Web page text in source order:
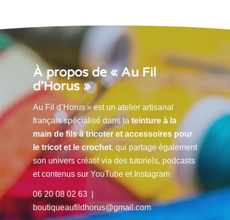
À propos de « Au Fil
d’Horus »
Au Fil d’Horus » est un atelier artisanal
français spécialisé dans la teinture à la
main de fils à tricoter et accessoires pour
le tricot et le crochet, qui partage également
son univers créatif via des tutoriels, podcasts
et contenus sur YouTube et Instagram
06 20 08 02 63 |
boutiqueaufildhorus@gmail.com